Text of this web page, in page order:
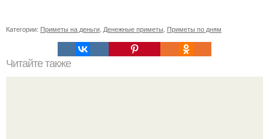
Категории: Приметы на деньги Денежные приметы Приметы по дням
Читайте также